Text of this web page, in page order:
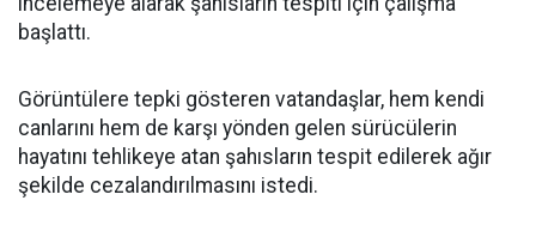
başlattı.
Görüntülere tepki gösteren vatandaşlar, hem kendi
canlarını hem de karşı yönden gelen sürücülerin
hayatını tehlikeye atan şahısların tespit edilerek ağır
şekilde cezalandırılmasını istedi.